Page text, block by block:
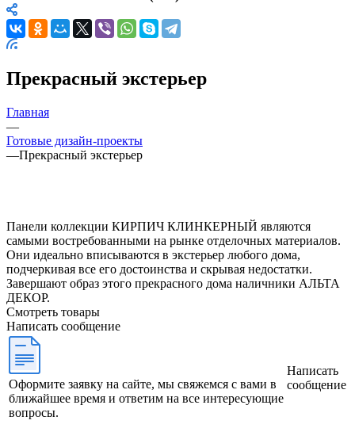
Прекрасный экстерьер
Главная
—
Готовые дизайн-проекты
—Прекрасный экстерьер
Панели коллекции КИРПИЧ КЛИНКЕРНЫЙ являются
самыми востребованными на рынке отделочных материалов.
Они идеально вписываются в экстерьер любого дома,
подчеркивая все его достоинства и скрывая недостатки.
Завершают образ этого прекрасного дома наличники АЛЬТА
ДЕКОР.
Смотреть товары
Написать сообщение
Оформите заявку на сайте, мы свяжемся с вами в
ближайшее время и ответим на все интересующие
вопросы.
Написать
сообщение